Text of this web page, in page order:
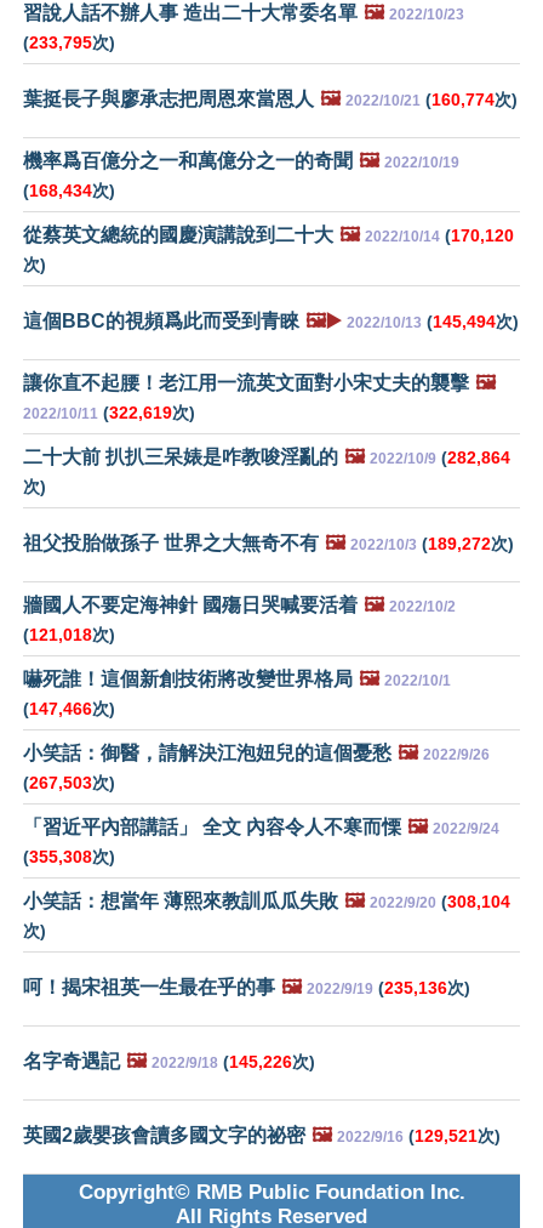
習說人話不辦人事 造出二十大常委名單 🖼️ 2022/10/23
(233,795次)
葉挺長子與廖承志把周恩來當恩人 🖼️ 2022/10/21 (160,774次)
機率爲百億分之一和萬億分之一的奇聞 🖼️ 2022/10/19
(168,434次)
從蔡英文總統的國慶演講說到二十大 🖼️ 2022/10/14 (170,120
次)
這個BBC的視頻爲此而受到青睞 🖼️▶️ 2022/10/13 (145,494次)
讓你直不起腰！老江用一流英文面對小宋丈夫的襲擊 🖼️
2022/10/11 (322,619次)
二十大前 扒扒三呆婊是咋教唆淫亂的 🖼️ 2022/10/9 (282,864
次)
祖父投胎做孫子 世界之大無奇不有 🖼️ 2022/10/3 (189,272次)
牆國人不要定海神針 國殤日哭喊要活着 🖼️ 2022/10/2
(121,018次)
嚇死誰！這個新創技術將改變世界格局 🖼️ 2022/10/1
(147,466次)
小笑話：御醫，請解決江泡妞兒的這個憂愁 🖼️ 2022/9/26
(267,503次)
「習近平內部講話」 全文 內容令人不寒而慄 🖼️ 2022/9/24
(355,308次)
小笑話：想當年 薄熙來教訓瓜瓜失敗 🖼️ 2022/9/20 (308,104
次)
呵！揭宋祖英一生最在乎的事 🖼️ 2022/9/19 (235,136次)
名字奇遇記 🖼️ 2022/9/18 (145,226次)
英國2歲嬰孩會讀多國文字的祕密 🖼️ 2022/9/16 (129,521次)
Copyright© RMB Public Foundation Inc.
All Rights Reserved